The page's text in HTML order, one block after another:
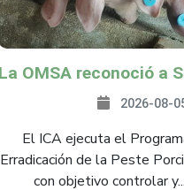
2026-08-
El ICA ejecuta el
Erradicación de la Peste
con objetivo controlar y...